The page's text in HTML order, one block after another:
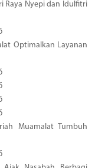
Raya Nyepi dan Idulfitri
Optimalkan Layanan
Muamalat Tumbuh